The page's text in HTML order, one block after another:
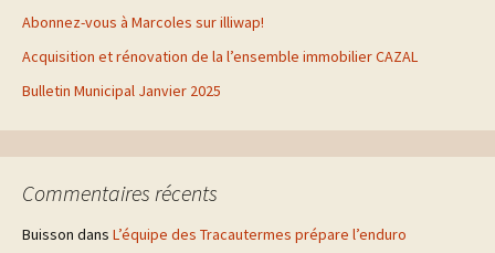
Abonnez-vous à Marcoles sur illiwap!
Acquisition et rénovation de la l’ensemble immobilier CAZAL
Bulletin Municipal Janvier 2025
Commentaires récents
Buisson dans L’équipe des Tracautermes prépare l’enduro